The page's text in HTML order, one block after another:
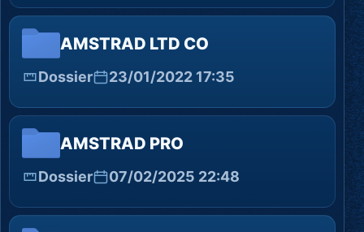
AMSTRAD LTD CO
Dossier 23/01/2022 17:35
AMSTRAD PRO
Dossier 07/02/2025 22:48